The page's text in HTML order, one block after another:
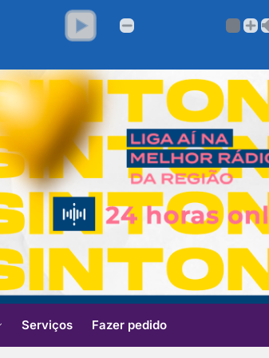
Serviços Fazer pedido